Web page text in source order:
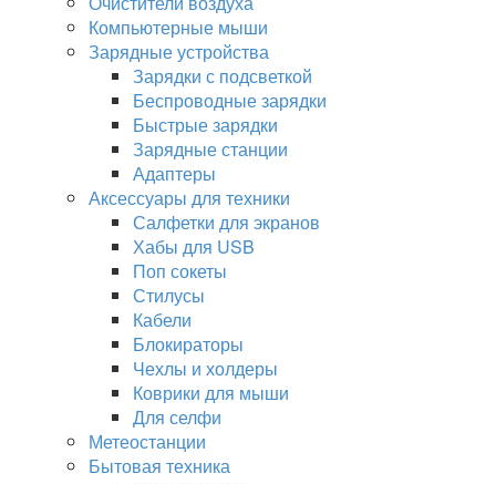
Компьютерные мыши
Зарядные устройства
Зарядки с подсветкой
Беспроводные зарядки
Быстрые зарядки
Зарядные станции
Адаптеры
Аксессуары для техники
Салфетки для экранов
Хабы для USB
Поп сокеты
Стилусы
Кабели
Блокираторы
Чехлы и холдеры
Коврики для мыши
Для селфи
Метеостанции
Бытовая техника